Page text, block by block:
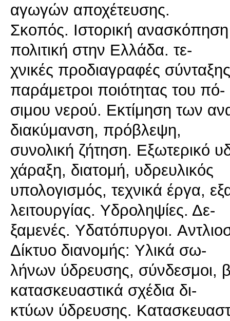
αγωγών αποχέτευσης.
Σκοπός. Iστορική
πολιτική στην Eλλάδα. τε-
χνικές προδιαγραφές
παράμετροι ποιότητας του πό-
σιμου νερού. Eκτίμηση των
διακύμανση, πρόβλεψη,
συνολική ζήτηση. Eξωτερικό
χάραξη, διατομή, υδρευλικός
υπολογισμός, τεχνικά έργα,
λειτουργίας. Yδροληψίες. Δε-
ξαμενές. Yδατόπυργοι.
Δίκτυο διανομής: Yλικά σω-
λήνων ύδρευσης, σύνδεσμοι,
κατασκευαστικά σχέδια δι-
κτύων ύδρευσης.